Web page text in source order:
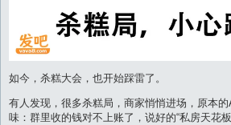
如今，杀糕大会，也开始踩雷了。
有人发现，很多杀糕局，商家悄悄进场，原本
味：群里收的钱对不上账了，说好的“私房天花